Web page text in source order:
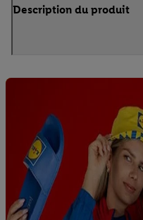
Description du produit